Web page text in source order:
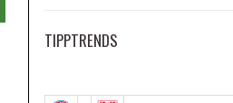
TIPPTRENDS